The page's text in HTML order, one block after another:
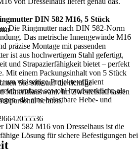
Sie bitte auf die richtige
Materialauswahl. Im Zweifelsfall lassen
beraten.
DIN 582 M16, 5 Stück
Die Ringmutter nach DIN 582-Norm
Das metrische Innengewinde M16
präzise Montage mit passenden
ist aus hochwertigem Stahl gefertigt,
und Strapazierfähigkeit bietet – perfekt
Mit einem Packungsinhalt von 5 Stück
um vielseitige Projekte effizient
umfasst sowohl handwerkliche als
die eine belastbare Hebe- und
DIN 582 M16 von Dresselhaus ist die
Lösung für sichere Befestigungen bei